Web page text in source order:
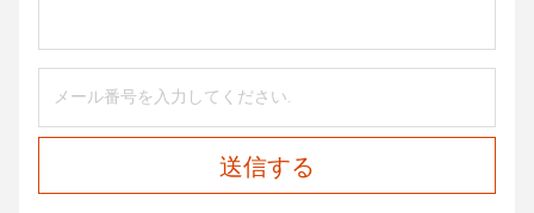
送信する